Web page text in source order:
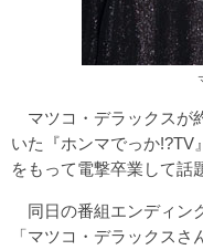
マツコ・デラックスが
いた『ホンマでっか!?TV
をもって電撃卒業して話
同日の番組エンディン
「マツコ・デラックス